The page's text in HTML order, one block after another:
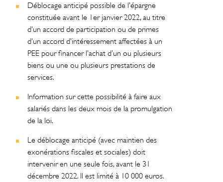
Déblocage anticipé possible de l’épargne
constituée avant le 1er janvier 2022, au titre
d’un accord de participation ou de primes
d’un accord d’intéressement affectées à un
PEE pour financer l’achat d’un ou plusieurs
biens ou une ou plusieurs prestations de
services.
Information sur cette possibilité à faire aux
salariés dans les deux mois de la promulgation
de la loi.
Le déblocage anticipé (avec maintien des
exonérations fiscales et sociales) doit
intervenir en une seule fois, avant le 31
décembre 2022. Il est limité à 10 000 euros.